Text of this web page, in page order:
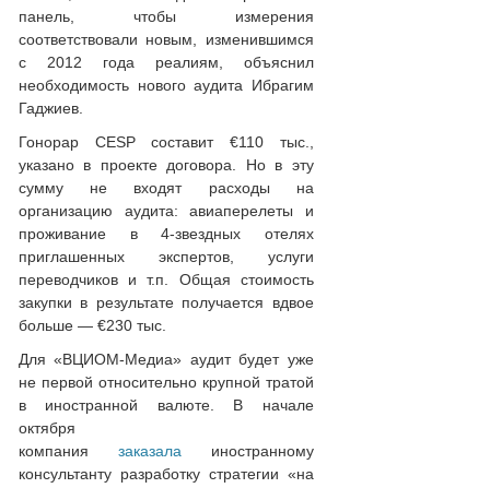
панель, чтобы измерения
соответствовали новым, изменившимся
с 2012 года реалиям, объяснил
необходимость нового аудита Ибрагим
Гаджиев.
Гонорар CESP составит €110 тыс.,
указано в проекте договора. Но в эту
сумму не входят расходы на
организацию аудита: авиаперелеты и
проживание в 4-звездных отелях
приглашенных экспертов, услуги
переводчиков и т.п. Общая стоимость
закупки в результате получается вдвое
больше — €230 тыс.
Для «ВЦИОМ-Медиа» аудит будет уже
не первой относительно крупной тратой
в иностранной валюте. В начале
октября
компания заказала иностранному
консультанту разработку стратегии «на